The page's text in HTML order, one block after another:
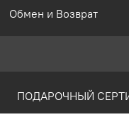
Обмен и Возврат
ПОДАРОЧНЫЙ